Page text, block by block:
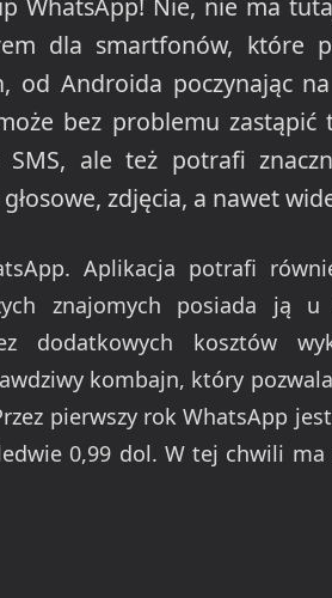
dla smartfonów, które
od Androida poczynając
bez problemu zastąpić
SMS, ale też potrafi
zdjęcia, a nawet
Aplikacja potrafi
znajomych posiada ją
dodatkowych kosztów
kombajn, który
pierwszy rok WhatsApp
0,99 dol. W tej chwili ma